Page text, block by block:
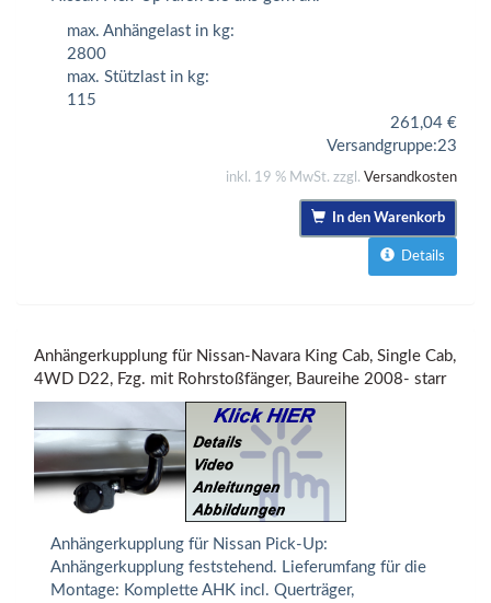
max. Anhängelast in kg:
2800
max. Stützlast in kg:
115
261,04 €
Versandgruppe:23
inkl. 19 % MwSt. zzgl. Versandkosten
In den Warenkorb
Details
Anhängerkupplung für Nissan-Navara King Cab, Single Cab,
4WD D22, Fzg. mit Rohrstoßfänger, Baureihe 2008- starr
Anhängerkupplung für Nissan Pick-Up:
Anhängerkupplung feststehend. Lieferumfang für die
Montage: Komplette AHK incl. Querträger,